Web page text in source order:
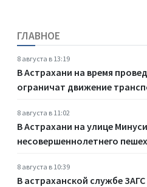
ГЛАВНОЕ
8 августа в 13:19
В Астрахани на время
ограничат движение
8 августа в 11:02
В Астрахани на улице
несовершеннолетнего
8 августа в 10:39
В астраханской службе